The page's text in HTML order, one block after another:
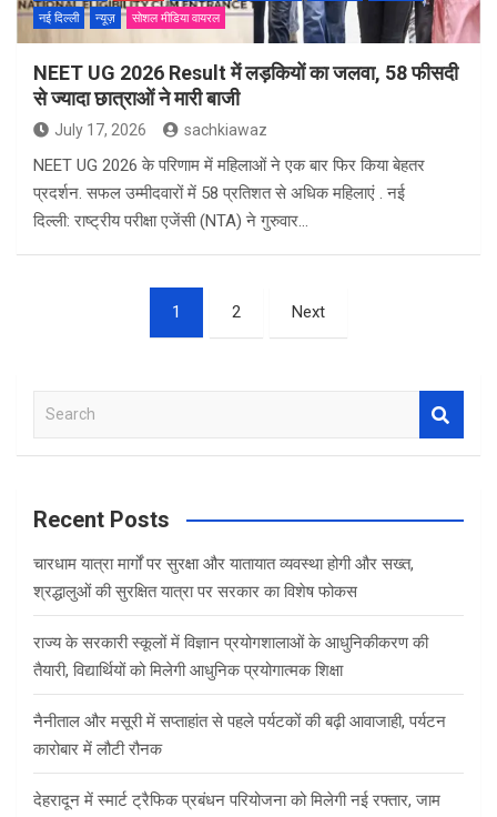
नई दिल्ली
न्यूज़ सोशल मीडिया वायरल
NEET UG 2026 Result में लड़कियों का जलवा, 58 फीसदी
से ज्यादा छात्राओं ने मारी बाजी
July 17, 2026 sachkiawaz
NEET UG 2026 के परिणाम में महिलाओं ने एक बार फिर किया बेहतर
प्रदर्शन. सफल उम्मीदवारों में 58 प्रतिशत से अधिक महिलाएं . नई
दिल्ली: राष्ट्रीय परीक्षा एजेंसी (NTA) ने गुरुवार…
1 2 Next
a
c
Recent Posts
चारधाम यात्रा मार्गों पर सुरक्षा और यातायात व्यवस्था होगी और सख्त,
श्रद्धालुओं की सुरक्षित यात्रा पर सरकार का विशेष फोकस
राज्य के सरकारी स्कूलों में विज्ञान प्रयोगशालाओं के आधुनिकीकरण की
तैयारी, विद्यार्थियों को मिलेगी आधुनिक प्रयोगात्मक शिक्षा
नैनीताल और मसूरी में सप्ताहांत से पहले पर्यटकों की बढ़ी आवाजाही, पर्यटन
कारोबार में लौटी रौनक
देहरादून में स्मार्ट ट्रैफिक प्रबंधन परियोजना को मिलेगी नई रफ्तार, जाम